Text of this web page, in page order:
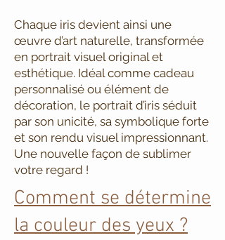
Chaque iris devient ainsi une
œuvre d’art naturelle, transformée
en portrait visuel original et
esthétique. Idéal comme cadeau
personnalisé ou élément de
décoration, le portrait d’iris séduit
par son unicité, sa symbolique forte
et son rendu visuel impressionnant.
Une nouvelle façon de sublimer
votre regard !
Comment se détermine
la couleur des yeux ?